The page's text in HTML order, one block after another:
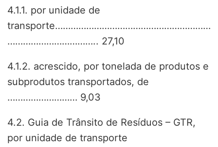
4.1.1. por unidade de
transporte……………………………………………………
…………………………….. 27,10
4.1.2. acrescido, por tonelada de produtos e
subprodutos transportados, de
……………………… 9,03
4.2. Guia de Trânsito de Resíduos – GTR,
por unidade de transporte